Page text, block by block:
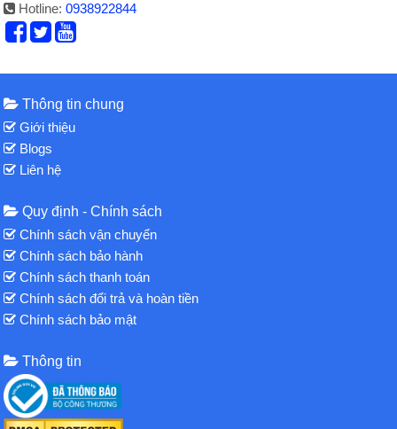
Hotline:0938922844
Thông tin chung
Giới thiệu
Blogs
Liên hệ
Quy định - Chính sách
Chính sách vận chuyển
Chính sách bảo hành
Chính sách thanh toán
Chính sách đổi trả và hoàn tiền
Chính sách bảo mật
Thông tin